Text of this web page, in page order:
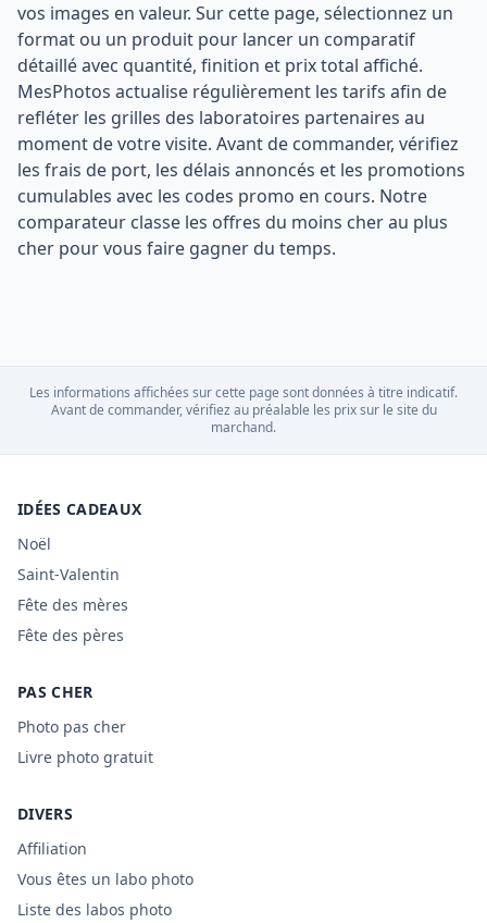
vos images en valeur. Sur cette page, sélectionnez un
format ou un produit pour lancer un comparatif
détaillé avec quantité, finition et prix total affiché.
MesPhotos actualise régulièrement les tarifs afin de
refléter les grilles des laboratoires partenaires au
moment de votre visite. Avant de commander, vérifiez
les frais de port, les délais annoncés et les promotions
cumulables avec les codes promo en cours. Notre
comparateur classe les offres du moins cher au plus
cher pour vous faire gagner du temps.
Les informations affichées sur cette page sont données à titre indicatif.
Avant de commander, vérifiez au préalable les prix sur le site du
marchand.
IDÉES CADEAUX
Noël
Saint-Valentin
Fête des mères
Fête des pères
PAS CHER
Photo pas cher
Livre photo gratuit
DIVERS
Affiliation
Vous êtes un labo photo
Liste des labos photo